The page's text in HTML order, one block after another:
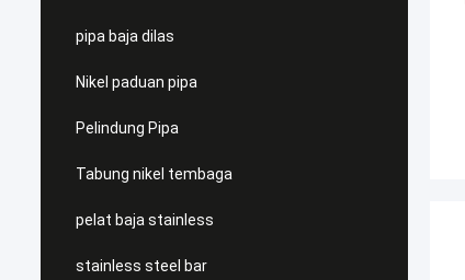
pipa baja dilas
Nikel paduan pipa
Pelindung Pipa
Tabung nikel tembaga
pelat baja stainless
stainless steel bar